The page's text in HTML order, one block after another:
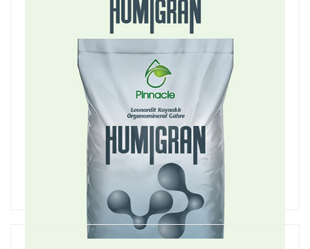
Azotlu Katı Organomineral Gübre